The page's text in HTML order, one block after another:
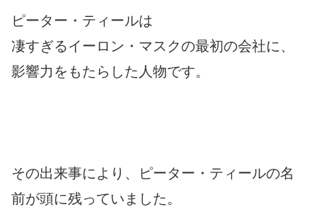
ピーター・ティールは
凄すぎるイーロン・マスクの最初の会社に、
影響力をもたらした人物です。
その出来事により、ピーター・ティールの名
前が頭に残っていました。